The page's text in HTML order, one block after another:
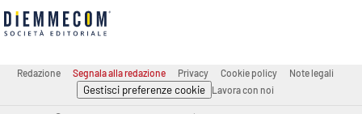
Redazione Segnala alla redazione Privacy Cookie policy Note legali
Gestisci preferenze cookie Lavora con noi